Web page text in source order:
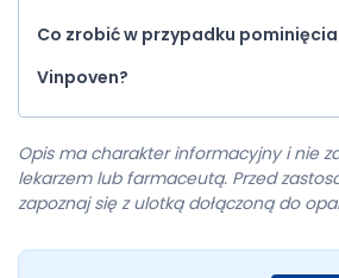
Co zrobić w przypadku
Vinpoven?
Opis ma charakter informacyjny i nie
lekarzem lub farmaceutą. Przed
zapoznaj się z ulotką dołączoną do